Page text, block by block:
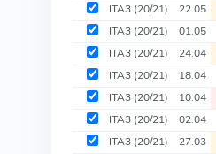
ITA3 (20/21) 22.05
ITA3 (20/21) 01.05
ITA3 (20/21) 24.04
ITA3 (20/21) 18.04
ITA3 (20/21) 10.04
ITA3 (20/21) 02.04
ITA3 (20/21) 27.03